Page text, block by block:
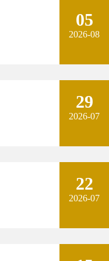
05
2026-08
29
2026-07
22
2026-07